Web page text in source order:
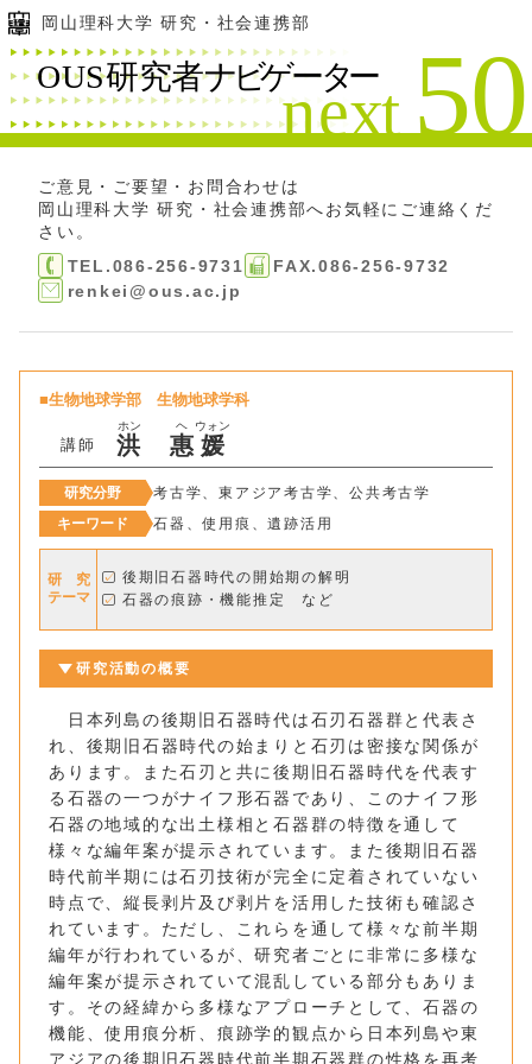
岡山理科大学 研究・社会連携部
ご意見・ご要望・お問合わせは
岡山理科大学 研究・社会連携部へお気軽にご連絡くだ
さい。
TEL.086-256-9731
FAX.086-256-9732
renkei@ous.ac.jp
生物地球学部 生物地球学科
講師 洪
ホン
惠
ヘ
媛
ウォン
研究分野
考古学、東アジア考古学、公共考古学
キーワード
石器、使用痕、遺跡活用
研 究
テーマ
後期旧石器時代の開始期の解明
石器の痕跡・機能推定 など
研究活動の概要
日本列島の後期旧石器時代は石刃石器群と代表さ
れ、後期旧石器時代の始まりと石刃は密接な関係が
あります。また石刃と共に後期旧石器時代を代表す
る石器の一つがナイフ形石器であり、このナイフ形
石器の地域的な出土様相と石器群の特徴を通して
様々な編年案が提示されています。また後期旧石器
時代前半期には石刃技術が完全に定着されていない
時点で、縦長剥片及び剥片を活用した技術も確認さ
れています。ただし、これらを通して様々な前半期
編年が行われているが、研究者ごとに非常に多様な
編年案が提示されていて混乱している部分もありま
す。その経緯から多様なアプローチとして、石器の
機能、使用痕分析、痕跡学的観点から日本列島や東
アジアの後期旧石器時代前半期石器群の性格を再考